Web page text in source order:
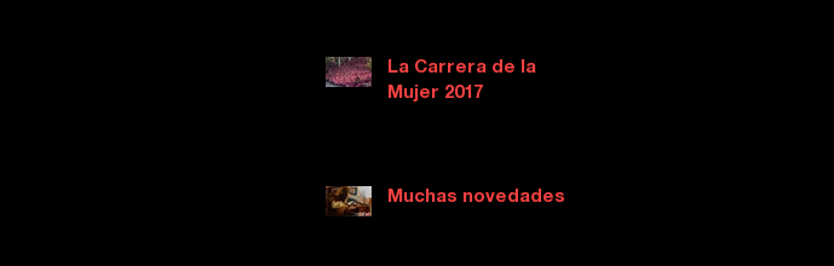
La Carrera de la
Mujer 2017
Muchas novedades